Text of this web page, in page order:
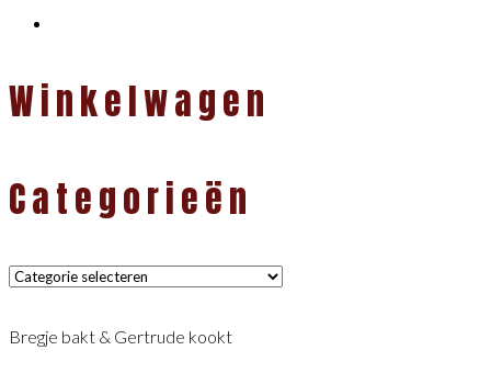
Winkelwagen
Categorieën
Categorieën
Bregje bakt & Gertrude kookt